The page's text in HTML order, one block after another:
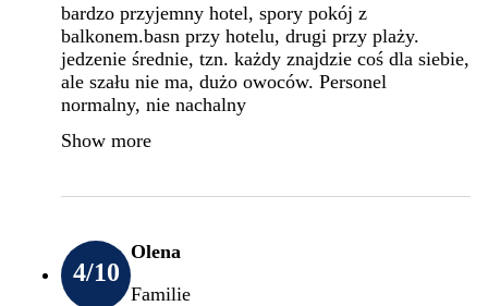
bardzo przyjemny hotel, spory pokój z
balkonem.basn przy hotelu, drugi przy plaży.
jedzenie średnie, tzn. każdy znajdzie coś dla siebie,
ale szału nie ma, dużo owoców. Personel
normalny, nie nachalny
Show more
4/10
Olena
Familie